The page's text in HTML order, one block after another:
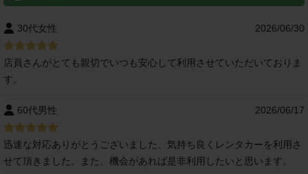
30代女性 2026/06/30
店員さんがとても親切でいつも安心して利用させていただいておりま
す。
60代男性 2026/06/17
迅速な対応ありがとうございました、気持ち良くレンタカーを利用さ
せて頂きました。また、機会があれば是非利用したいと思います。